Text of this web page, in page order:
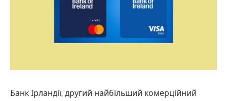
Банк Ірландії, другий найбільший комерційний